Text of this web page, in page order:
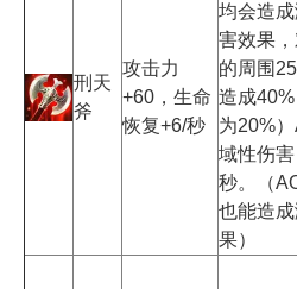
刑天
斧
攻击力
+60，生命
恢复+6/秒
均会造
害效果
的周围
造成
为20%
域性伤
秒。（
也能造
果）